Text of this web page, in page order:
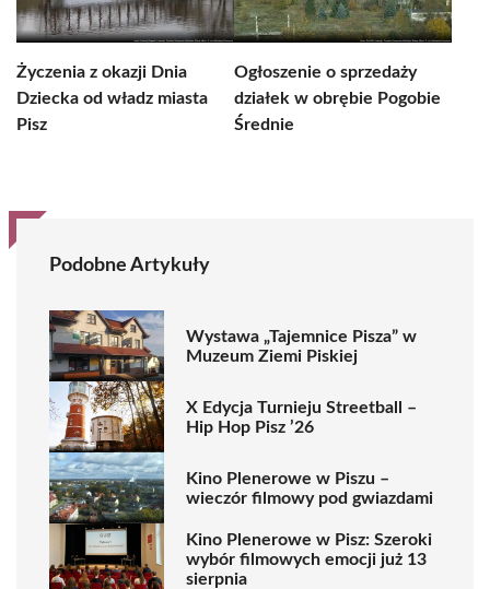
Życzenia z okazji Dnia
Dziecka od władz miasta
Pisz
Ogłoszenie o sprzedaży
działek w obrębie Pogobie
Średnie
Podobne Artykuły
Wystawa „Tajemnice Pisza” w
Muzeum Ziemi Piskiej
X Edycja Turnieju Streetball –
Hip Hop Pisz ’26
Kino Plenerowe w Piszu –
wieczór filmowy pod gwiazdami
Kino Plenerowe w Pisz: Szeroki
wybór filmowych emocji już 13
sierpnia